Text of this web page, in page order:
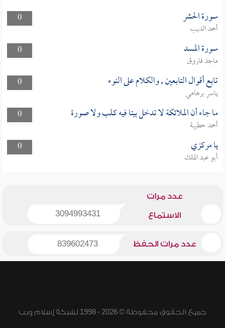
0 سورة الحشر
أحمد الديب
0
سورة المسد
ماجد فاروق
0
تابع أقوال التابعين , والكلام على النوء
ياسر برهامي
0
ما جاء أن الملائكة لا تدخل بيتا فيه كلب ولا صورة
أحمد حطيبة
0
يا مركزي
أبو عبد الملك
عدد مرات
الاستماع 3094993431
عدد مرات الحفظ 839602473
جميع الحقوق محفوظة © 2026 - 1998 لشبكة إسلام ويب